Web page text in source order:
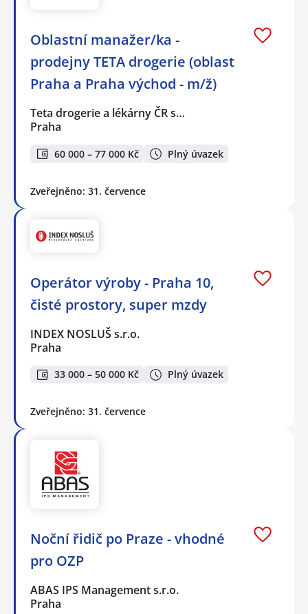
Oblastní manažer/ka -
prodejny TETA drogerie (oblast
Praha a Praha východ - m/ž)
Teta drogerie a lékárny ČR s…
Praha
60 000 – 77 000 Kč Plný úvazek
Zveřejněno: 31. července
Operátor výroby - Praha 10,
čisté prostory, super mzdy
INDEX NOSLUŠ s.r.o.
Praha
33 000 – 50 000 Kč Plný úvazek
Zveřejněno: 31. července
Noční řidič po Praze - vhodné
pro OZP
ABAS IPS Management s.r.o.
Praha